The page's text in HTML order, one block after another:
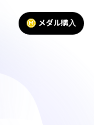
メダル購入